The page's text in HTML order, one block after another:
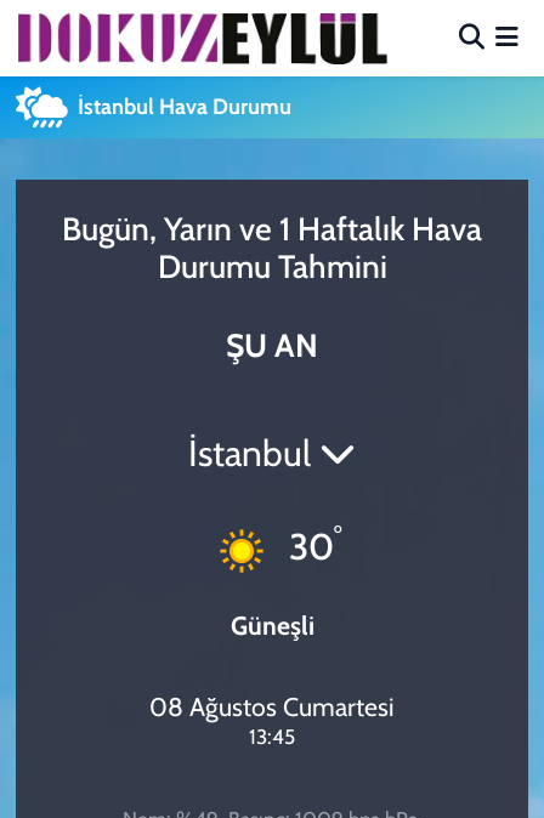
İstanbul Hava Durumu
Bugün, Yarın ve 1 Haftalık Hava
Durumu Tahmini
ŞU AN
İstanbul
30°
Güneşli
08 Ağustos Cumartesi
13:45
Hava Durumu
Süper Lig Puan Durumu ve Fikstür
Tüm Manşetler
Son Dakika Haberleri